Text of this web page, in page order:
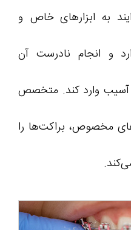
به ابزارهای خاص و
و انجام نادرست آن
آسیب وارد کند. متخصص
مخصوص، براکت‌ها را